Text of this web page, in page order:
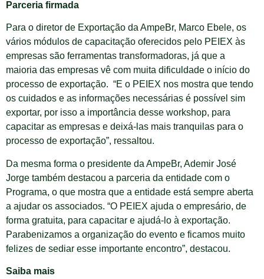
Parceria firmada
Para o diretor de Exportação da AmpeBr, Marco Ebele, os
vários módulos de capacitação oferecidos pelo PEIEX às
empresas são ferramentas transformadoras, já que a
maioria das empresas vê com muita dificuldade o início do
processo de exportação. “E o PEIEX nos mostra que tendo
os cuidados e as informações necessárias é possível sim
exportar, por isso a importância desse workshop, para
capacitar as empresas e deixá-las mais tranquilas para o
processo de exportação”, ressaltou.
Da mesma forma o presidente da AmpeBr, Ademir José
Jorge também destacou a parceria da entidade com o
Programa, o que mostra que a entidade está sempre aberta
a ajudar os associados. “O PEIEX ajuda o empresário, de
forma gratuita, para capacitar e ajudá-lo à exportação.
Parabenizamos a organização do evento e ficamos muito
felizes de sediar esse importante encontro”, destacou.
Saiba mais